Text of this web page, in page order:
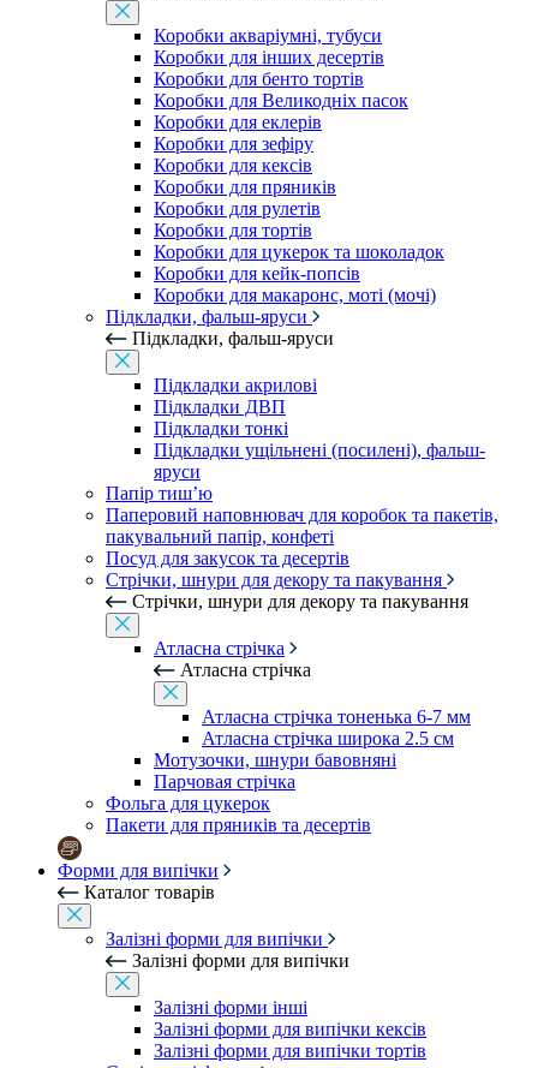
Коробки акваріумні, тубуси
Коробки для інших десертів
Коробки для бенто тортів
Коробки для Великодніх пасок
Коробки для еклерів
Коробки для зефіру
Коробки для кексів
Коробки для пряників
Коробки для рулетів
Коробки для тортів
Коробки для цукерок та шоколадок
Коробки для кейк-попсів
Коробки для макаронс, моті (мочі)
Підкладки, фальш-яруси
Підкладки, фальш-яруси
Підкладки акрилові
Підкладки ДВП
Підкладки тонкі
Підкладки ущільнені (посилені), фальш-
яруси
Папір тиш’ю
Паперовий наповнювач для коробок та пакетів,
пакувальний папір, конфеті
Посуд для закусок та десертів
Стрічки, шнури для декору та пакування
Стрічки, шнури для декору та пакування
Атласна стрічка
Атласна стрічка
Атласна стрічка тоненька 6-7 мм
Атласна стрічка широка 2.5 см
Мотузочки, шнури бавовняні
Парчовая стрічка
Фольга для цукерок
Пакети для пряників та десертів
Форми для випічки
Каталог товарів
Залізні форми для випічки
Залізні форми для випічки
Залізні форми інші
Залізні форми для випічки кексів
Залізні форми для випічки тортів